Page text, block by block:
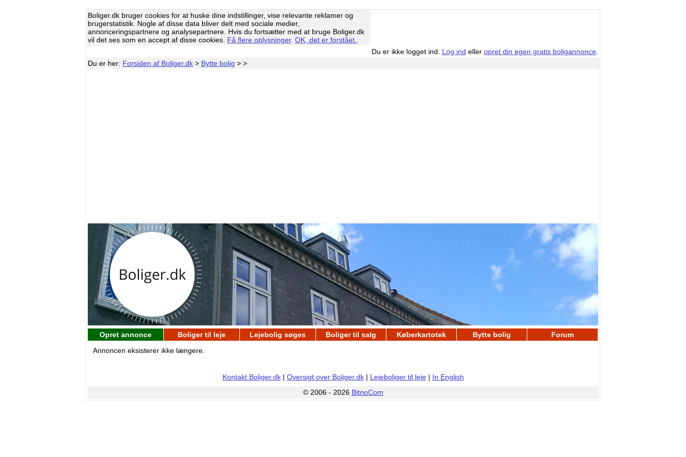
Boliger.dk bruger cookies for at huske dine indstillinger, vise relevante reklamer og
brugerstatistik. Nogle af disse data bliver delt med sociale medier,
annonceringspartnere og analysepartnere. Hvis du fortsætter med at bruge Boliger.dk
vil det ses som en accept af disse cookies. Få flere oplysninger. OK, det er forstået.
Du er ikke logget ind. Log ind eller opret din egen gratis boligannonce
Du er her: Forsiden af Boliger.dk > Bytte bolig > >
Opret annonce Boliger til leje Lejebolig søges Boliger til salg Køberkartotek Bytte bolig
Forum
Annoncen eksisterer ikke længere.
Kontakt Boliger.dk| Oversigt over Boliger.dk| Lejeboliger til leje| In English
© 2006 - 2026 BitnoCom